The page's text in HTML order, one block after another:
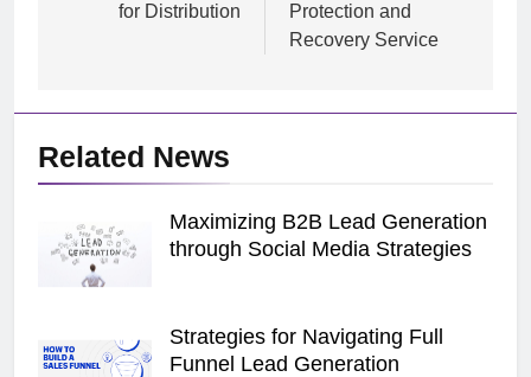
for Distribution
Protection and
Recovery Service
Related News
Maximizing B2B Lead Generation
through Social Media Strategies
Strategies for Navigating Full
Funnel Lead Generation